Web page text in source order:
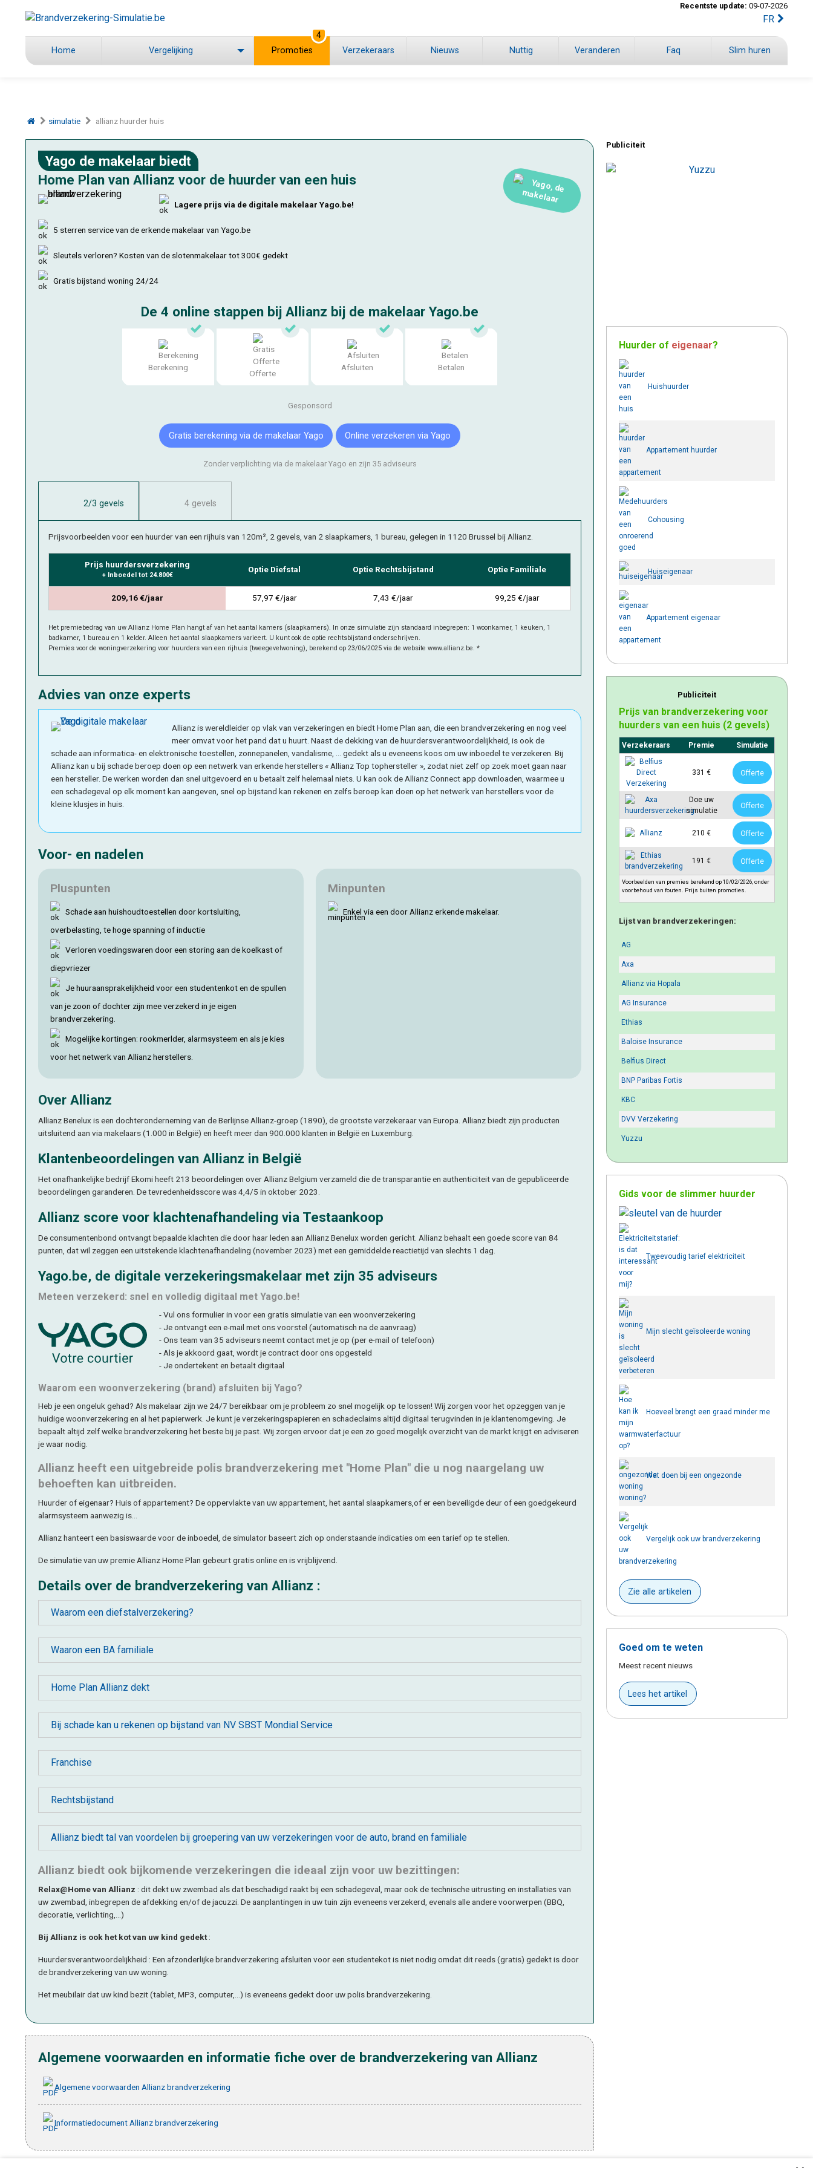
Recentste update: 09-07-2026
FR
Home Vergelijking Promoties
4
Verzekeraars
Nieuws Nuttig Veranderen Faq Slim huren
simulatie allianz huurder huis
Yago de makelaar biedt
Home Plan van Allianz voor de huurder van een huis
Lagere prijs via de digitale makelaar Yago.be!
5 sterren service van de erkende makelaar van Yago.be
Sleutels verloren? Kosten van de slotenmakelaar tot 300€ gedekt
Gratis bijstand woning 24/24
De 4 online stappen bij Allianz bij de makelaar Yago.be
Berekening
Offerte
Afsluiten Betalen
Gesponsord
Gratis berekening via de makelaar Yago Online verzekeren via Yago
Zonder verplichting via de makelaar Yago en zijn 35 adviseurs
2/3 gevels 4 gevels
Prijsvoorbeelden voor een huurder van een rijhuis van 120m², 2 gevels, van 2 slaapkamers, 1 bureau, gelegen in 1120 Brussel bij Allianz.
Prijs huurdersverzekering
+ Inboedel tot 24.800€
Optie Diefstal Optie Rechtsbijstand Optie Familiale
209,16 €/jaar 57,97 €/jaar 7,43 €/jaar 99,25 €/jaar
Het premiebedrag van uw Allianz Home Plan hangt af van het aantal kamers (slaapkamers). In onze simulatie zijn standaard inbegrepen: 1 woonkamer, 1 keuken, 1
badkamer, 1 bureau en 1 kelder. Alleen het aantal slaapkamers varieert. U kunt ook de optie rechtsbijstand onderschrijven.
Premies voor de woningverzekering voor huurders van een rijhuis (tweegevelwoning), berekend op 23/06/2025 via de website www.allianz.be. *
Advies van onze experts
Allianz is wereldleider op vlak van verzekeringen en biedt Home Plan aan, die een brandverzekering en nog veel
meer omvat voor het pand dat u huurt. Naast de dekking van de huurdersverantwoordelijkheid, is ook de
schade aan informatica- en elektronische toestellen, zonnepanelen, vandalisme, … gedekt als u eveneens koos om uw inboedel te verzekeren. Bij
Allianz kan u bij schade beroep doen op een netwerk van erkende herstellers « Allianz Top tophersteller », zodat niet zelf op zoek moet gaan naar
een hersteller. De werken worden dan snel uitgevoerd en u betaalt zelf helemaal niets. U kan ook de Allianz Connect app downloaden, waarmee u
een schadegeval op elk moment kan aangeven, snel op bijstand kan rekenen en zelfs beroep kan doen op het netwerk van herstellers voor de
kleine klusjes in huis.
Voor- en nadelen
Pluspunten
Schade aan huishoudtoestellen door kortsluiting,
overbelasting, te hoge spanning of inductie
Verloren voedingswaren door een storing aan de koelkast of
diepvriezer
Je huuraansprakelijkheid voor een studentenkot en de spullen
van je zoon of dochter zijn mee verzekerd in je eigen
brandverzekering.
Mogelijke kortingen: rookmerlder, alarmsysteem en als je kies
voor het netwerk van Allianz herstellers.
Minpunten
Enkel via een door Allianz erkende makelaar.
Over Allianz
Allianz Benelux is een dochteronderneming van de Berlijnse Allianz-groep (1890), de grootste verzekeraar van Europa. Allianz biedt zijn producten
uitsluitend aan via makelaars (1.000 in België) en heeft meer dan 900.000 klanten in België en Luxemburg.
Klantenbeoordelingen van Allianz in België
Het onafhankelijke bedrijf Ekomi heeft 213 beoordelingen over Allianz Belgium verzameld die de transparantie en authenticiteit van de gepubliceerde
beoordelingen garanderen. De tevredenheidsscore was 4,4/5 in oktober 2023.
Allianz score voor klachtenafhandeling via Testaankoop
De consumentenbond ontvangt bepaalde klachten die door haar leden aan Allianz Benelux worden gericht. Allianz behaalt een goede score van 84
punten, dat wil zeggen een uitstekende klachtenafhandeling (november 2023) met een gemiddelde reactietijd van slechts 1 dag.
Yago.be, de digitale verzekeringsmakelaar met zijn 35 adviseurs
Meteen verzekerd: snel en volledig digitaal met Yago.be!
- Vul ons formulier in voor een gratis simulatie van een woonverzekering
- Je ontvangt een e-mail met ons voorstel (automatisch na de aanvraag)
- Ons team van 35 adviseurs neemt contact met je op (per e-mail of telefoon)
- Als je akkoord gaat, wordt je contract door ons opgesteld
- Je ondertekent en betaalt digitaal
Waarom een woonverzekering (brand) afsluiten bij Yago?
Heb je een ongeluk gehad? Als makelaar zijn we 24/7 bereikbaar om je probleem zo snel mogelijk op te lossen! Wij zorgen voor het opzeggen van je
huidige woonverzekering en al het papierwerk. Je kunt je verzekeringspapieren en schadeclaims altijd digitaal terugvinden in je klantenomgeving. Je
bepaalt altijd zelf welke brandverzekering het beste bij je past. Wij zorgen ervoor dat je een zo goed mogelijk overzicht van de markt krijgt en adviseren
je waar nodig.
Allianz heeft een uitgebreide polis brandverzekering met "Home Plan" die u nog naargelang uw
behoeften kan uitbreiden.
Huurder of eigenaar? Huis of appartement? De oppervlakte van uw appartement, het aantal slaapkamers,of er een beveiligde deur of een goedgekeurd
alarmsysteem aanwezig is...
Allianz hanteert een basiswaarde voor de inboedel, de simulator baseert zich op onderstaande indicaties om een tarief op te stellen.
De simulatie van uw premie Allianz Home Plan gebeurt gratis online en is vrijblijvend.
Details over de brandverzekering van Allianz :
Waarom een diefstalverzekering?
Waaron een BA familiale
Home Plan Allianz dekt
Bij schade kan u rekenen op bijstand van NV SBST Mondial Service
Franchise
Rechtsbijstand
Allianz biedt tal van voordelen bij groepering van uw verzekeringen voor de auto, brand en familiale
Allianz biedt ook bijkomende verzekeringen die ideaal zijn voor uw bezittingen:
Relax@Home van Allianz : dit dekt uw zwembad als dat beschadigd raakt bij een schadegeval, maar ook de technische uitrusting en installaties van
uw zwembad, inbegrepen de afdekking en/of de jacuzzi. De aanplantingen in uw tuin zijn eveneens verzekerd, evenals alle andere voorwerpen (BBQ,
decoratie, verlichting,...)
Bij Allianz is ook het kot van uw kind gedekt:
Huurdersverantwoordelijkheid : Een afzonderlijke brandverzekering afsluiten voor een studentekot is niet nodig omdat dit reeds (gratis) gedekt is door
de brandverzekering van uw woning.
Het meubilair dat uw kind bezit (tablet, MP3, computer,...) is eveneens gedekt door uw polis brandverzekering.
Algemene voorwaarden en informatie fiche over de brandverzekering van Allianz
Algemene voorwaarden Allianz brandverzekering
Informatiedocument Allianz brandverzekering
Publiciteit
Huurder of eigenaar?
Huishuurder
Appartement huurder
Cohousing
Huiseigenaar
Appartement eigenaar
Publiciteit
Prijs van brandverzekering voor
huurders van een huis (2 gevels)
Verzekeraars Premie Simulatie
331 € Offerte
Doe uw
simulatie
Offerte
210 € Offerte
191 € Offerte
Voorbeelden van premies berekend op 10/02/2026, onder
voorbehoud van fouten. Prijs buiten promoties.
Lijst van brandverzekeringen:
AG
Axa
Allianz via Hopala
AG Insurance
Ethias
Baloise Insurance
Belfius Direct
BNP Paribas Fortis
KBC
DVV Verzekering
Yuzzu
Gids voor de slimmer huurder
Tweevoudig tarief elektriciteit
Mijn slecht geïsoleerde woning
verbeteren
Hoeveel brengt een graad minder me
op?
Wat doen bij een ongezonde
woning?
Vergelijk ook uw brandverzekering
Zie alle artikelen
Goed om te weten
Meest recent nieuws
Lees het artikel